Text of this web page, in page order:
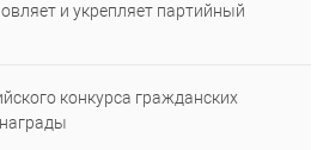
и укрепляет партийный
конкурса гражданских